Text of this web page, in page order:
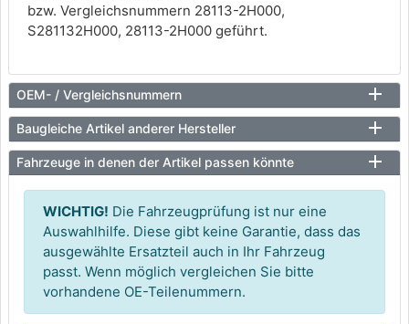
bzw. Vergleichsnummern 28113-2H000,
S281132H000, 28113-2H000 geführt.
OEM- / Vergleichsnummern
Baugleiche Artikel anderer Hersteller
Fahrzeuge in denen der Artikel passen könnte
WICHTIG! Die Fahrzeugprüfung ist nur eine
Auswahlhilfe. Diese gibt keine Garantie, dass das
ausgewählte Ersatzteil auch in Ihr Fahrzeug
passt. Wenn möglich vergleichen Sie bitte
vorhandene OE-Teilenummern.